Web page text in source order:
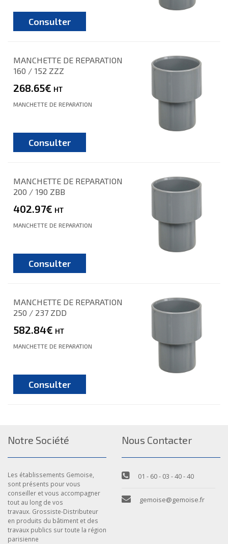
Consulter
MANCHETTE DE REPARATION
160 / 152 ZZZ
268.65€ HT
MANCHETTE DE REPARATION
Consulter
MANCHETTE DE REPARATION
200 / 190 ZBB
402.97€ HT
MANCHETTE DE REPARATION
Consulter
MANCHETTE DE REPARATION
250 / 237 ZDD
582.84€ HT
MANCHETTE DE REPARATION
Consulter
Notre Société
Les établissements Gemoise,
sont présents pour vous
conseiller et vous accompagner
tout au long de vos
travaux. Grossiste-Distributeur
en produits du bâtiment et des
travaux publics sur toute la région
parisienne
Nous Contacter
01 - 60 - 03 - 40 - 40
gemoise@gemoise.fr